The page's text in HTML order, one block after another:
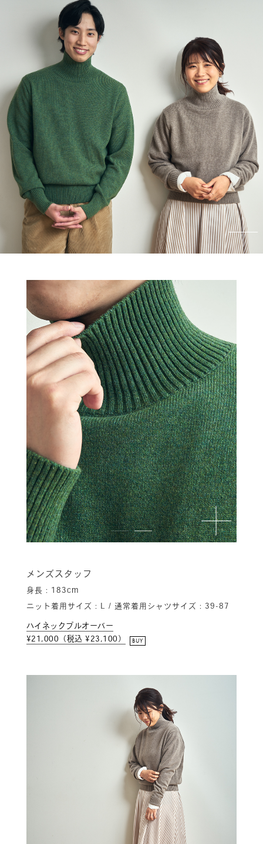
メンズスタッフ
身長：183cm
ニット着用サイズ：L / 通常着用シャツサイズ：39-87
ハイネックプルオーバー
¥21,000（税込 ¥23,100）
BUY